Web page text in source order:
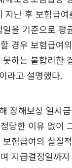
지난 후 보험급
을 기준으로 평
경우 보험급여
하는 불합리한
라고 설명했다.
장해보상 일시
당한 이유 없이
험급여의 실질
지급결정일까